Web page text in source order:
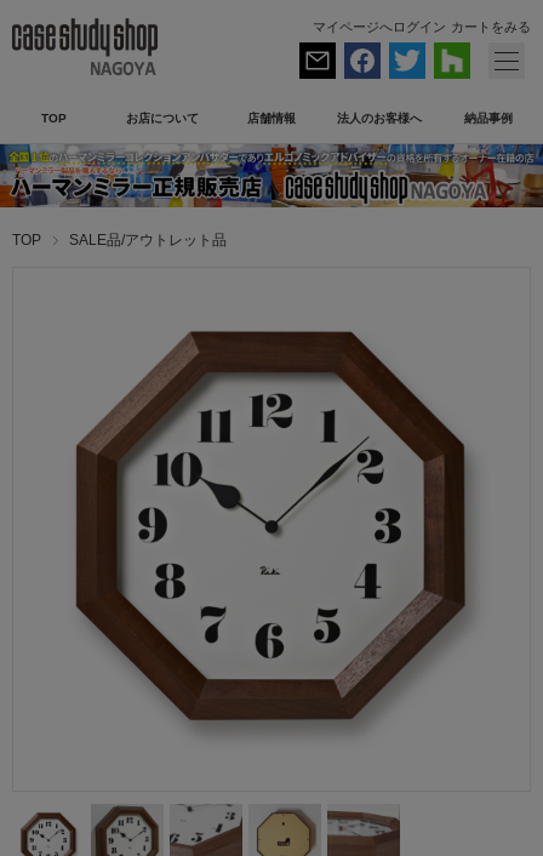
マイページへログイン カートをみる
TOP お店について 店舗情報 法人のお客様へ 納品事例
TOP SALE品/アウトレット品